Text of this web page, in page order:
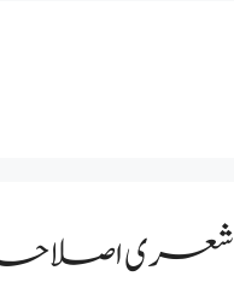
شعری